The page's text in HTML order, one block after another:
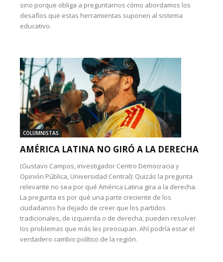
sino porque obliga a preguntarnos cómo abordamos los
desafíos que estas herramientas suponen al sistema
educativo.
COLUMNISTAS
AMÉRICA LATINA NO GIRÓ A LA DERECHA
(Gustavo Campos, investigador Centro Democracia y
Opinión Pública, Universidad Central): Quizás la pregunta
relevante no sea por qué América Latina gira a la derecha.
La pregunta es por qué una parte creciente de los
ciudadanos ha dejado de creer que los partidos
tradicionales, de izquierda o de derecha, pueden resolver
los problemas que más les preocupan. Ahí podría estar el
verdadero cambio político de la región.